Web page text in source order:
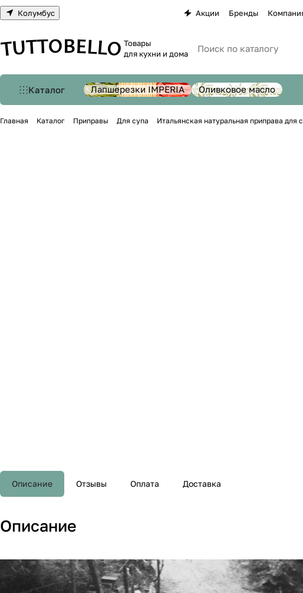
Колумбус Акции Бренды
Товары
для кухни и дома
Каталог Лапшерезки IMPERIA Оливковое масло
Главная Каталог Приправы Для супа Итальянская натуральная приправа для
Описание Отзывы Оплата Доставка
Описание